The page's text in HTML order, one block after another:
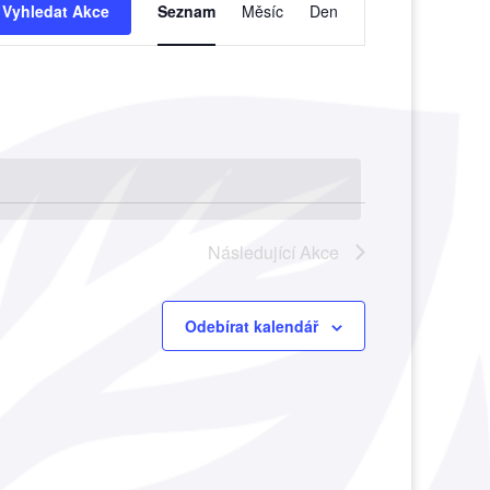
Vyhledat Akce
pro
Seznam Měsíc Den
Následující Akce
Odebírat kalendář